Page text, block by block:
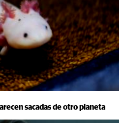
sacadas de otro planeta